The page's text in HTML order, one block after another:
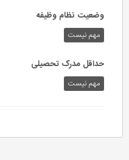
وضعیت نظام وظیفه
مهم‌ نیست
حداقل مدرک تحصیلی
مهم نیست